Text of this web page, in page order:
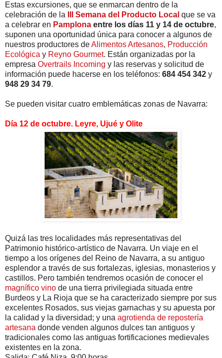
Estas excursiones, que se enmarcan dentro de la
celebración de la
III Semana del Producto Local que se va
a celebrar en Pamplona entre los días 11 y 14 de octubre,
suponen una oportunidad única para conocer a algunos de
nuestros productores deAlimentos Artesanos, Producción
Ecológica y Reyno Gourmet. Están organizadas por la
empresa Overtrails Incoming y las reservas y solicitud de
información puede hacerse en los teléfonos: 684 454 342 y
948 29 34 79.
Se pueden visitar cuatro emblemáticas zonas de Navarra:
Día 12 de octubre. Leyre, Ujué y Olite
Quizá las tres localidades más representativas del
Patrimonio histórico-artístico de Navarra. Un viaje en el
tiempo a los orígenes del Reino de Navarra, a su antiguo
esplendor a través de sus fortalezas, iglesias, monasterios y
castillos. Pero también tendremos ocasión de conocer el
magnífico vino de una tierra privilegiada situada entre
Burdeos y La Rioja que se ha caracterizado siempre por sus
excelentes Rosados, sus viejas garnachas y su apuesta por
la calidad y la diversidad; y una agrotienda de repostería
artesana donde venden algunos dulces tan antiguos y
tradicionales como las antiguas fortificaciones medievales
existentes en la zona.